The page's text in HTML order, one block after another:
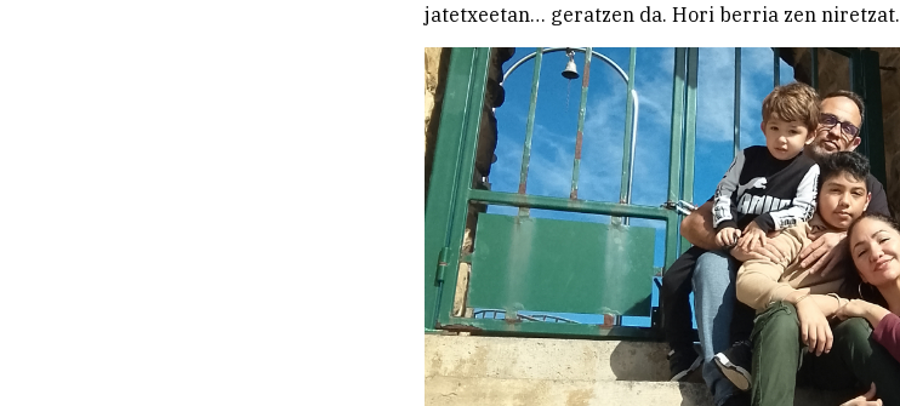
jatetxeetan… geratzen da. Hori berria zen niretzat.